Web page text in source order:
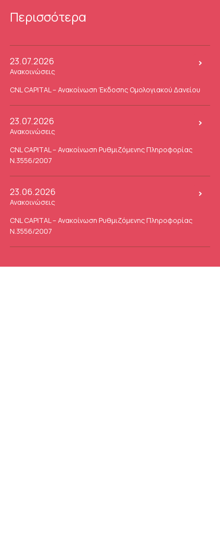
Περισσότερα
23.07.2026
Ανακοινώσεις
CNL CAPITAL – Ανακοίνωση Έκδοσης Ομολογιακού Δανείου
23.07.2026
Ανακοινώσεις
CNL CAPITAL – Ανακοίνωση Ρυθμιζόμενης Πληροφορίας
Ν.3556/2007
23.06.2026
Ανακοινώσεις
CNL CAPITAL – Ανακοίνωση Ρυθμιζόμενης Πληροφορίας
Ν.3556/2007